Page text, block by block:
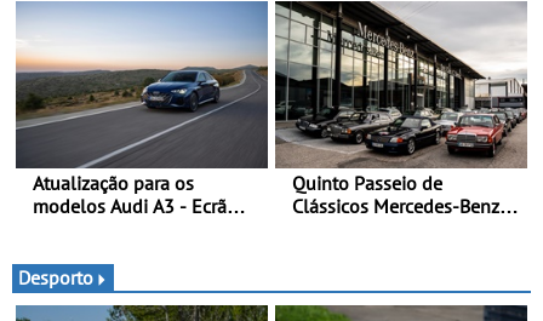
carregamento de camiões e
carros elétricos - O e-tract
DC horizontal traz mais
conforto para os
motoristas, menos
acidentes nas manobras e
máxima proteção contra
furtos
Atualização para os
modelos Audi A3 - Ecrã
estacion. assistido e
assistente de marcha-atrás
Quinto Passeio de
Clássicos Mercedes-Benz
Desporto